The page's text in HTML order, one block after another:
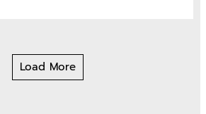
Load More